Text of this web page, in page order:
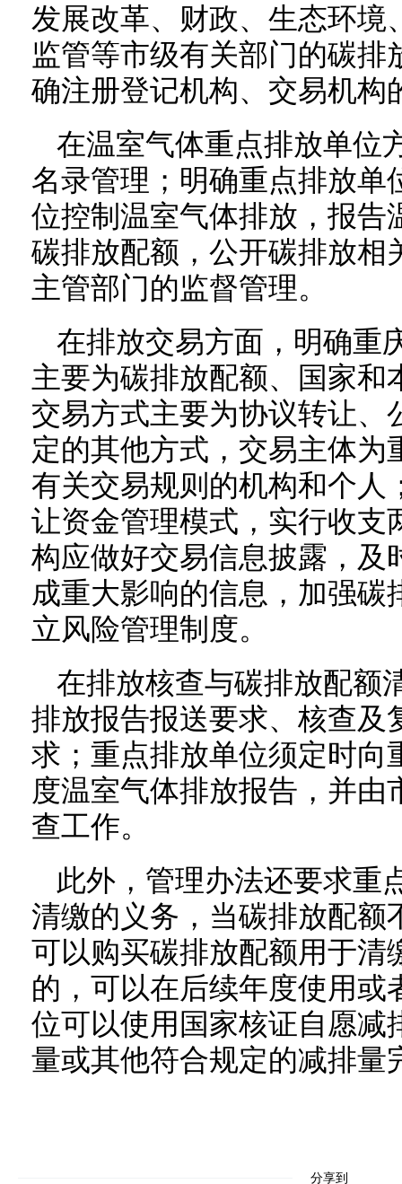
发展改革、财政、生态环境
监管等市级有关部门的碳排
确注册登记机构、交易机构
在温室气体重点排放单位
名录管理；明确重点排放单
位控制温室气体排放，报告
碳排放配额，公开碳排放相
主管部门的监督管理。
在排放交易方面，明确重
主要为碳排放配额、国家和
交易方式主要为协议转让、
定的其他方式，交易主体为
有关交易规则的机构和个人
让资金管理模式，实行收支
构应做好交易信息披露，及
成重大影响的信息，加强碳
立风险管理制度。
在排放核查与碳排放配额
排放报告报送要求、核查及
求；重点排放单位须定时向
度温室气体排放报告，并
查工作。
此外，管理办法还要求重
清缴的义务，当碳排放配额
可以购买碳排放配额用于清
的，可以在后续年度使用或
位可以使用国家核证自愿减
量或其他符合规定的减排量
分享到